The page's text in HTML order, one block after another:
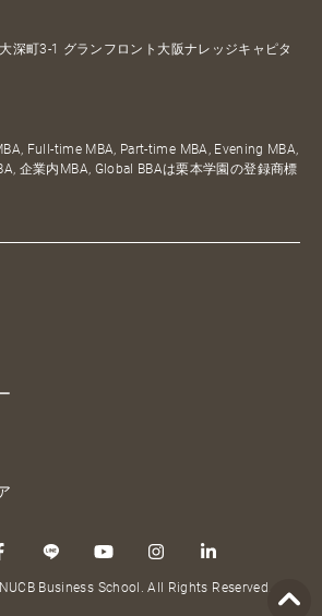
深町3-1 グランフロント大阪ナレッジキャピタ
Full-time MBA, Part-time MBA, Evening MBA,
企業内MBA, Global BBAは栗本学園の登録商標
Business School. All Rights Reserved.